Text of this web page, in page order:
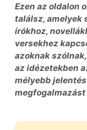
Ezen az oldalon
találsz, amelyek
írókhoz,
versekhez
azoknak
az idézetekben
mélyebb